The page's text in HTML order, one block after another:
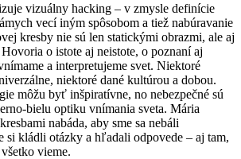
vizuálny hacking – v zmysle definície
vecí iným spôsobom a tiež nabúravanie
kresby nie sú len statickými obrazmi, ale aj
o istote aj neistote, o poznaní aj
a interpretujeme svet. Niektoré
niektoré dané kultúrou a dobou.
môžu byť inšpiratívne, no nebezpečné sú
bielu optiku vnímania sveta. Mária
nabáda, aby sme sa nebáli
si kládli otázky a hľadali odpovede – aj tam,
vieme.